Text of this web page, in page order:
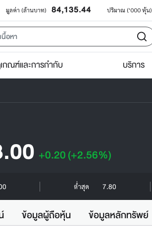
มูลค่า (ล้านบาท) 84,135.44 ปริมาณ ('000 หุ้น)
กณฑ์และการกำกับ บริการ
+0.20(+2.56%)
ต่ำสุด 7.80
ข้อมูลผู้ถือหุ้น ข้อมูลหลักทรัพย์